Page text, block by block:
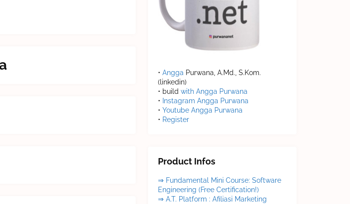
• Angga Purwana, A.Md., S.Kom.
(linkedin)
• build with Angga Purwana
• Instagram Angga Purwana
• Youtube Angga Purwana
• Register
Product Infos
⇒ Fundamental Mini Course: Software
Engineering (Free Certification!)
⇒ A.T. Platform : Afiliasi Marketing